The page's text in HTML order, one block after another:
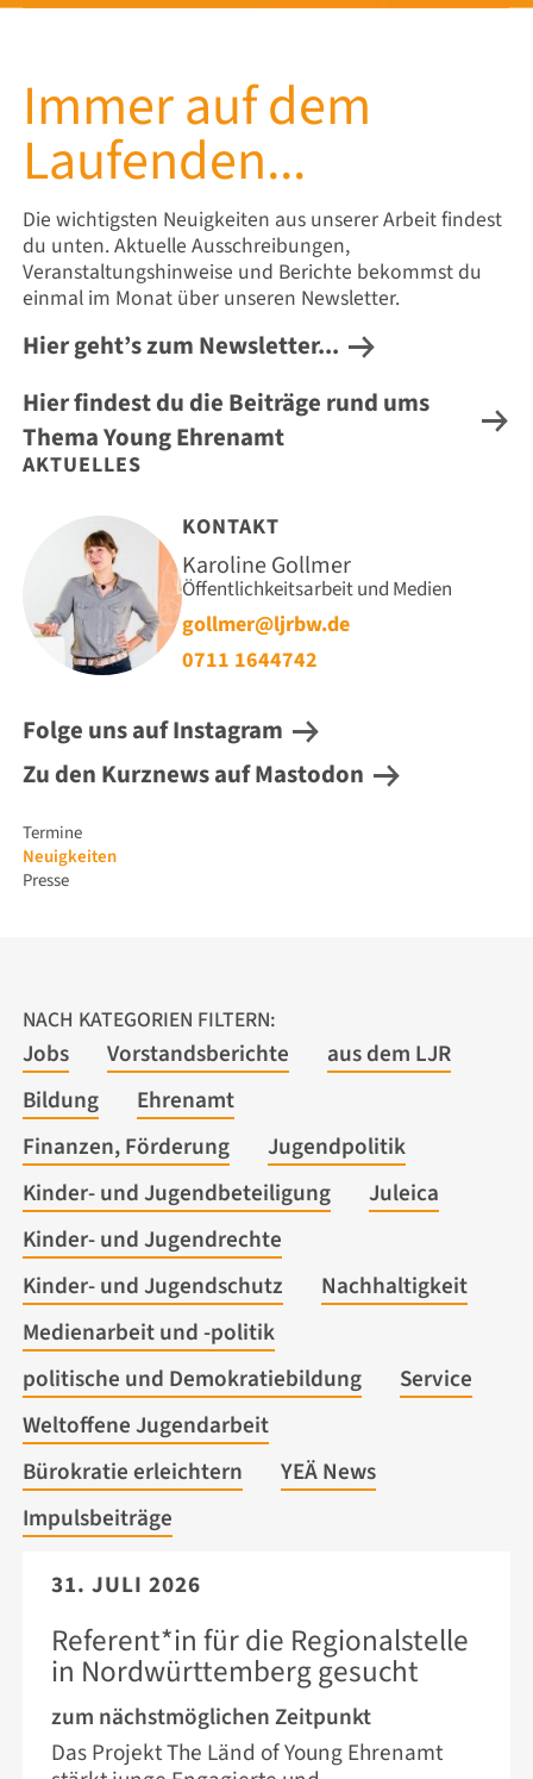
AKTUELLES
Navigation
überspringen
Termine
Neuigkeiten
Presse
KONTAKT
Karoline Gollmer
Öffentlichkeitsarbeit und Medien
gollmer@ljrbw.de
0711 1644742
Folge uns auf Instagram
Zu den Kurznews auf Mastodon
Immer auf dem
Laufenden...
Die wichtigsten Neuigkeiten aus unserer Arbeit findest
du unten. Aktuelle Ausschreibungen,
Veranstaltungshinweise und Berichte bekommst du
einmal im Monat über unseren Newsletter.
Hier geht’s zum Newsletter...
Hier findest du die Beiträge rund ums
Thema Young Ehrenamt
NACH KATEGORIEN FILTERN:
Jobs Vorstandsberichte
aus dem LJR
Bildung
Ehrenamt
Finanzen, Förderung
Jugendpolitik
Kinder- und Jugendbeteiligung
Juleica
Kinder- und Jugendrechte
Kinder- und Jugendschutz
Nachhaltigkeit
Medienarbeit und -politik
politische und Demokratiebildung
Service
Weltoffene Jugendarbeit
Bürokratie erleichtern
YEÄ News
Impulsbeiträge
31. JULI 2026
Referent*in für die Regionalstelle
in Nordwürttemberg gesucht
zum nächstmöglichen Zeitpunkt
Das Projekt The Länd of Young Ehrenamt